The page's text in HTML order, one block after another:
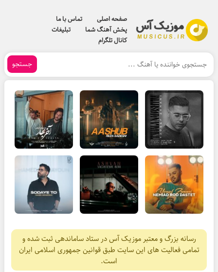
صفحه اصلی
تماس با ما
پخش آهنگ شما
تبلیغات
کانال تلگرام
جستجو
رسانه بزرگ و معتبر موزیک آس در ستاد ساماندهی ثبت شده و
تمامی فعالیت های این سایت طبق قوانین جمهوری اسلامی ایران
است.